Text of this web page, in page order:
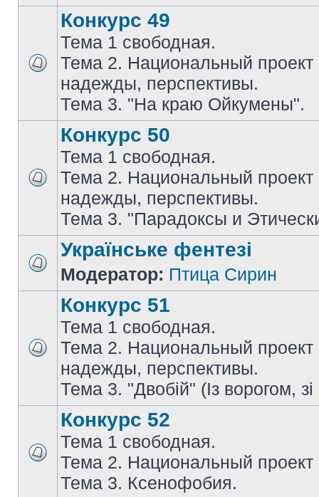
Конкурс 49
Тема 1 свободная.
Тема 2. Национальный
надежды, перспективы.
Тема 3. "На краю Ойкумены".
Конкурс 50
Тема 1 свободная.
Тема 2. Национальный
надежды, перспективы.
Тема 3. "Парадоксы и
Українське фентезі
Модератор: Птица Сирин
Конкурс 51
Тема 1 свободная.
Тема 2. Национальный
надежды, перспективы.
Тема 3. "Двобій" (Із ворогом,
Конкурс 52
Тема 1 свободная.
Тема 2. Национальный проект
Тема 3. Ксенофобия.